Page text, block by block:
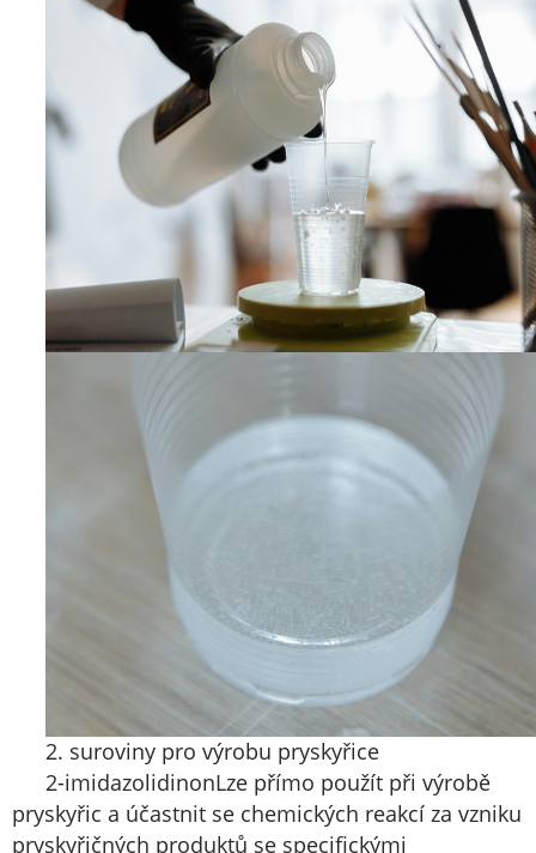
2. suroviny pro výrobu pryskyřice
2-imidazolidinonLze přímo použít při výrobě
pryskyřic a účastnit se chemických reakcí za vzniku
pryskyřičných produktů se specifickými